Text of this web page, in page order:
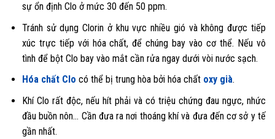
sự ổn định Clo ở mức 30 đến 50 ppm.
Tránh sử dụng Clorin ở khu vực nhiều gió và không được tiếp
xúc trực tiếp với hóa chất, để chúng bay vào cơ thể. Nếu vô
tình để bột Clo bay vào mắt cần rửa ngay dưới vòi nước sạch.
Hóa chất Clo có thể bị trung hòa bởi hóa chất oxy già.
Khí Clo rất độc, nếu hít phải và có triệu chứng đau ngực, nhức
đầu buồn nôn… Cần đưa ra nơi thoáng khí và đưa đến cơ sở y tế
gần nhất.